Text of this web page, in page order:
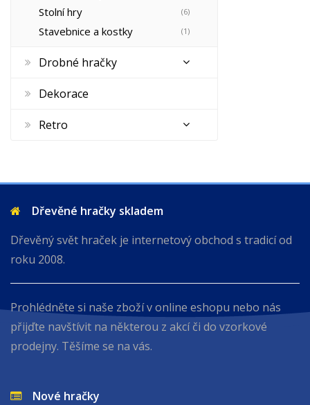
Stolní hry (6)
Stavebnice a kostky (1)
Drobné hračky
Dekorace
Retro
Dřevěné hračky skladem
Dřevěný svět hraček je internetový obchod s tradicí od
roku 2008.
Prohlédněte si naše zboží v online eshopu nebo nás
přijďte navštívit na některou z akcí či do vzorkové
prodejny. Těšíme se na vás.
Nové hračky